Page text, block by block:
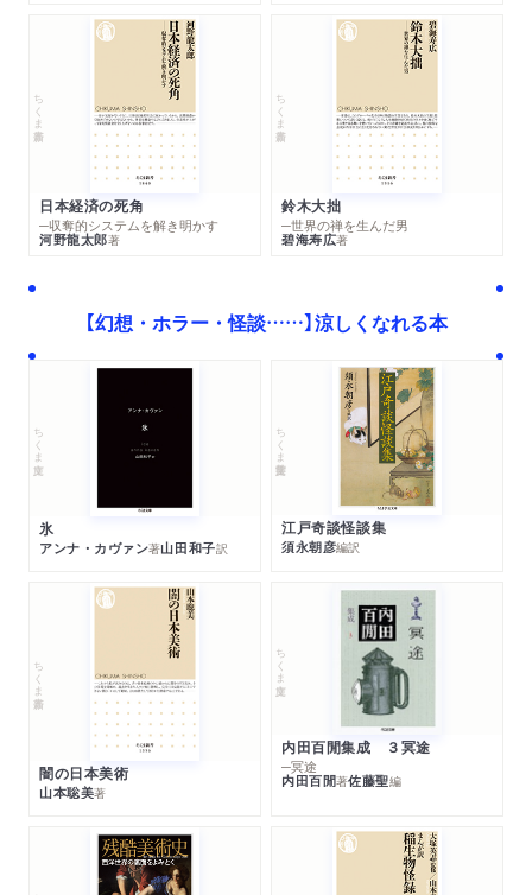
ちくま新書
日本経済の死角
─収奪的システムを解き明かす
河野龍太郎著
ちくま新書
鈴木大拙
─世界の禅を生んだ男
碧海寿広著
【幻想・ホラー・怪談……】涼しくなれる本
ちくま文庫
氷
アンナ・カヴァン著山田和子訳
ちくま学芸文庫
江戸奇談怪談集
須永朝彦編訳
ちくま新書
闇の日本美術
山本聡美著
ちくま文庫
内田百閒集成 ３冥途
─冥途
内田百閒著佐藤聖編